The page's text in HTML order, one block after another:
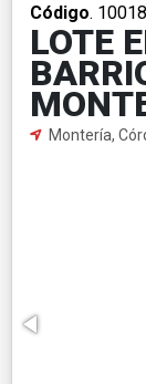
Código.
LOTE
Montería,